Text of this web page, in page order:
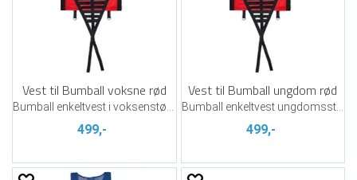
Vest til Bumball voksne rød
499,-
Vest til Bumball ungdom rød
Bumball enkeltvest ungdomsstørrelse
499,-